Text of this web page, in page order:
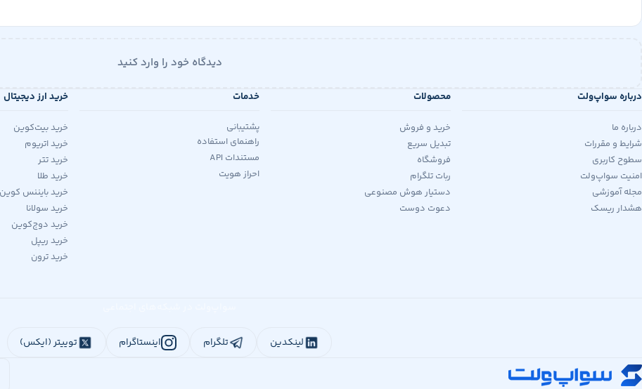
دیدگاه خود را وارد کنید
درباره سواپ‌ولت
درباره ما
شرایط و مقررات
سطوح کاربری
امنیت سواپ‌ولت
مجله آموزشی
هشدار ریسک
محصولات
خرید و فروش
تبدیل سریع
فروشگاه
ربات تلگرام
دستیار هوش مصنوعی
دعوت دوست
خدمات
پشتیبانی
راهنمای استفاده
مستندات API
احراز هویت
خرید ارز دیجیتال
خرید بیت‌کوین
خرید اتریوم
خرید تتر
خرید طلا
خرید بایننس کوین
خرید سولانا
خرید دوج‌کوین
خرید ریپل
خرید ترون
لینکدین تلگرام اینستاگرام توییتر (ایکس)